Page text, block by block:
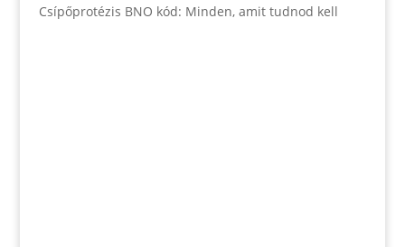
Csípőprotézis BNO kód: Minden, amit tudnod kell